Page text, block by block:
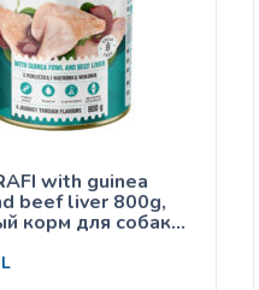
with guinea
beef liver 800g,
корм для собак с
и говяжьей